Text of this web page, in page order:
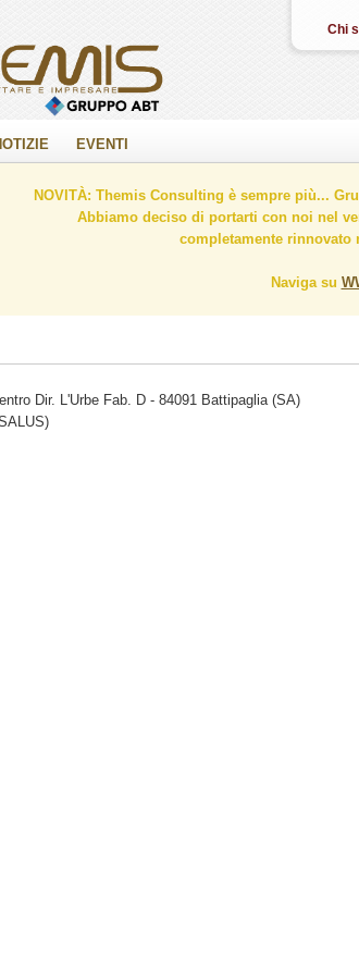
Chi
EVENTI
NOVITÀ: Themis Consulting è sempre più...
Abbiamo deciso di portarti con noi nel
completamente
Naviga su
Dir. L'Urbe Fab. D - 84091 Battipaglia (SA)